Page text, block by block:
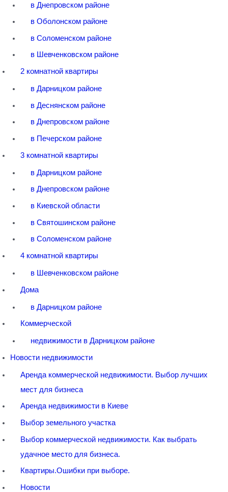
в Днепровском районе
в Оболонском районе
в Соломенском районе
в Шевченковском районе
2 комнатной квартиры
в Дарницком районе
в Деснянском районе
в Днепровском районе
в Печерском районе
3 комнатной квартиры
в Дарницком районе
в Днепровском районе
в Киевской области
в Святошинском районе
в Соломенском районе
4 комнатной квартиры
в Шевченковском районе
Дома
в Дарницком районе
Коммерческой
недвижимости в Дарницком районе
Новости недвижимости
Аренда коммерческой недвижимости. Выбор лучших
мест для бизнеса
Аренда недвижимости в Киеве
Выбор земельного участка
Выбор коммерческой недвижимости. Как выбрать
удачное место для бизнеса.
Квартиры.Ошибки при выборе.
Новости